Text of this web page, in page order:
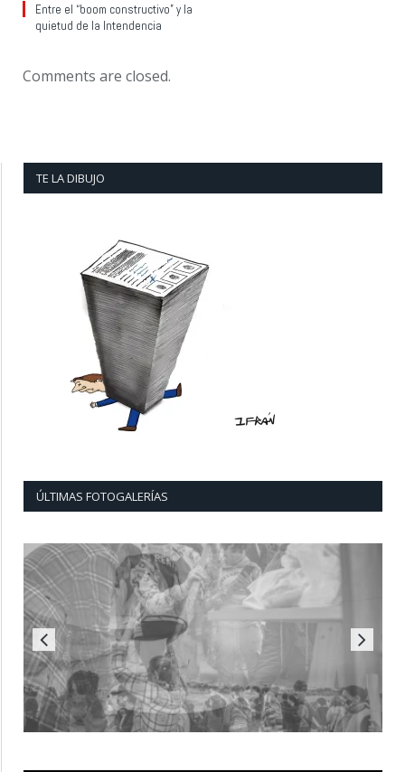
Entre el “boom constructivo” y la
quietud de la Intendencia
Comments are closed.
TE LA DIBUJO
ÚLTIMAS FOTOGALERÍAS